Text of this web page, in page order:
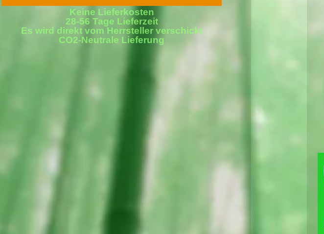
Keine Lieferkosten
28-56 Tage Lieferzeit
Es wird direkt vom Herrsteller verschickt
CO2-Neutrale Lieferung